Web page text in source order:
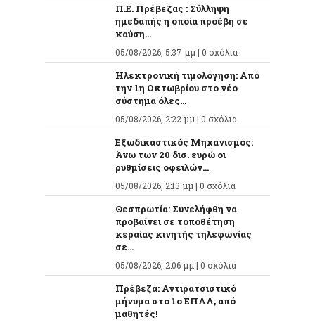
Π.Ε. Πρέβεζας : Σύλληψη
ημεδαπής η οποία προέβη σε
καύση...
05/08/2026, 5:37 μμ | 0 σχόλια
Ηλεκτρονική τιμολόγηση: Από
την 1η Οκτωβρίου στο νέο
σύστημα όλες...
05/08/2026, 2:22 μμ | 0 σχόλια
Εξωδικαστικός Μηχανισμός:
Άνω των 20 δισ. ευρώ οι
ρυθμίσεις οφειλών...
05/08/2026, 2:13 μμ | 0 σχόλια
Θεσπρωτία: Συνελήφθη να
προβαίνει σε τοποθέτηση
κεραίας κινητής τηλεφωνίας
σε...
05/08/2026, 2:06 μμ | 0 σχόλια
Πρέβεζα: Αντιρατσιστικό
μήνυμα στο 1ο ΕΠΑΛ, από
μαθητές!